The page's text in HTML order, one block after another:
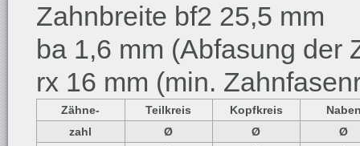
Zahnbreite bf2 25,5 mm
ba 1,6 mm (Abfasung der
rx 16 mm (min.
Zähne- Teilkreis Kopfkreis
zahl
Ø Ø
Ø